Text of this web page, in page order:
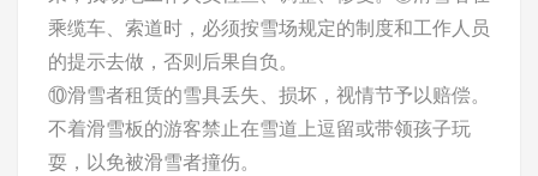
乘缆车、索道时，必须按雪场规定的制度和工作人员
的提示去做，否则后果自负。
⑩滑雪者租赁的雪具丢失、损坏，视情节予以赔偿。
不着滑雪板的游客禁止在雪道上逗留或带领孩子玩
耍，以免被滑雪者撞伤。